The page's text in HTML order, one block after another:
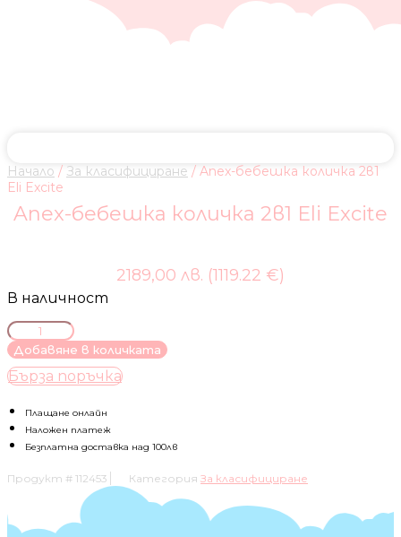
Начало / За класифициране / Anex-бебешка количка 2в1
Eli Excite
Anex-бебешка количка 2в1 Eli Excite
2189,00 лв. (1119.22 €)
В наличност
количество
за
Anex-
бебешка
2в1
Eli
Excite
Добавяне в количката
Бърза поръчка
Плащане онлайн
Наложен платеж
Безплатна доставка над 100лв
Продукт # 112453 Категория За класифициране